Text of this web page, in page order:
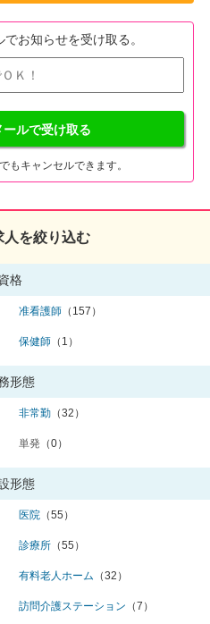
お知らせを受け取る。
ルで受け取る
もキャンセルできます。
人を絞り込む
格
准看護師 （157）
保健師 （1）
形態
非常勤 （32）
単発 （0）
形態
医院 （55）
診療所 （55）
有料老人ホーム （32）
訪問介護ステーション （7）